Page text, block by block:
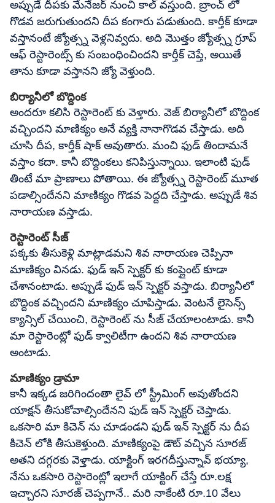
అప్పుడే దీపకు మేనేజర్ నుంచి కాల్ వస్తుంది. బ్రాంచ్ లో
గొడవ జరుగుతుందని దీప కంగారు పడుతుంది. కార్తీక్ కూడా
వస్తానంటే జ్యోత్స్న వెళ్లనివ్వదు. అది మొత్తం జ్యోత్స్న గ్రూప్
ఆఫ్ రెస్టారెంట్స్ కు సంబంధించిందని కార్తీక్ చెప్తే, అయితే
తాను కూడా వస్తానని జ్యో వెళ్తుంది.
బిర్యానీలో బొద్దింక
అందరూ కలిసి రెస్టారెంట్ కు వెళ్తారు. వెజ్ బిర్యానీలో బొద్దింక
వచ్చిందని మాణిక్యం అనే వ్యక్తి నానాగొడవ చేస్తాడు. అది
చూసి దీప, కార్తీక్ షాక్ అవుతారు. మంచి ఫుడ్ తిందామనే
వస్తాం కదా. కానీ బొద్దింకలు కనిపిస్తున్నాయి. ఇలాంటి ఫుడ్
తింటే మా ప్రాణాలు పోతాయి. ఈ జ్యోత్స్న రెస్టారెంట్ మూత
పడాల్సిందేనని మాణిక్యం గొడవ పెద్దది చేస్తాడు. అప్పుడే శివ
నారాయణ వస్తాడు.
రెస్టారెంట్ సీజ్
పక్కకు తీసుకెళ్లి మాట్లాడమని శివ నారాయణ చెప్పినా
మాణిక్యం వినడు. ఫుడ్ ఇన్ స్పెక్టర్ కు కంప్లైంట్ కూడా
చేశానంటాడు. అప్పుడే ఫుడ్ ఇన్ స్పెక్టర్ వస్తాడు. బిర్యానీలో
బొద్దింక వచ్చిందని మాణిక్యం చూపిస్తాడు. వెంటనే లైసెన్స్
క్యాన్సిల్ చేయించి, రెస్టారెంట్ ను సీజ్ చేయాలంటాడు. కానీ
మా రెస్టారెంట్లో ఫుడ్ క్వాలిటీగా ఉందని శివ నారాయణ
అంటాడు.
మాణిక్యం డ్రామా
కానీ ఇక్కడ జరిగిందంతా లైవ్ లో స్ట్రీమింగ్ అవుతోందని
యాక్షన్ తీసుకోవాల్సిందేనని ఫుడ్ ఇన్ స్పెక్టర్ చెప్తాడు.
ఒకసారి మా కిచెన్ ను చూడండని ఫుడ్ ఇన్ స్పెక్టర్ ను దీప
కిచెన్ లోకి తీసుకెళ్తుంది. మాణిక్యంపై డౌట్ వచ్చిన సూరజ్
అతని దగ్గరకు వెళ్తాడు. యాక్టింగ్ ఇరగదీస్తున్నావ్ భయ్యా,
నేను ఒకసారి రెస్టారెంట్లో ఇలాగే యాక్టింగ్ చేస్తే రూ.లక్ష
ఇచ్చారని సూరజ్ చెప్పగానే.. మరి నాకేంటి రూ.10 వేలు